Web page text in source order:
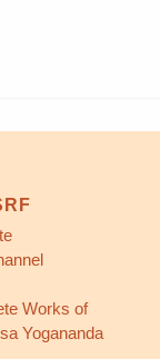
Works of
Yogananda